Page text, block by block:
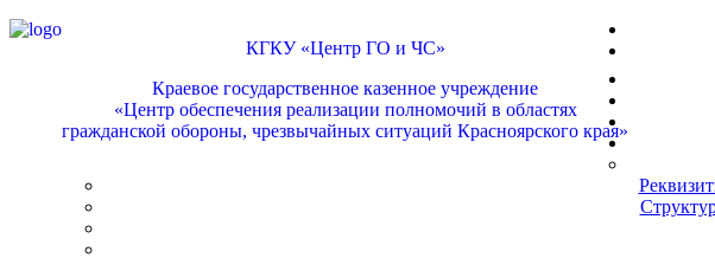
КГКУ «Центр ГО и ЧС»
Краевое государственное казенное учреждение
«Центр обеспечения реализации полномочий в областях
гражданской обороны, чрезвычайных ситуаций Красноярского края»